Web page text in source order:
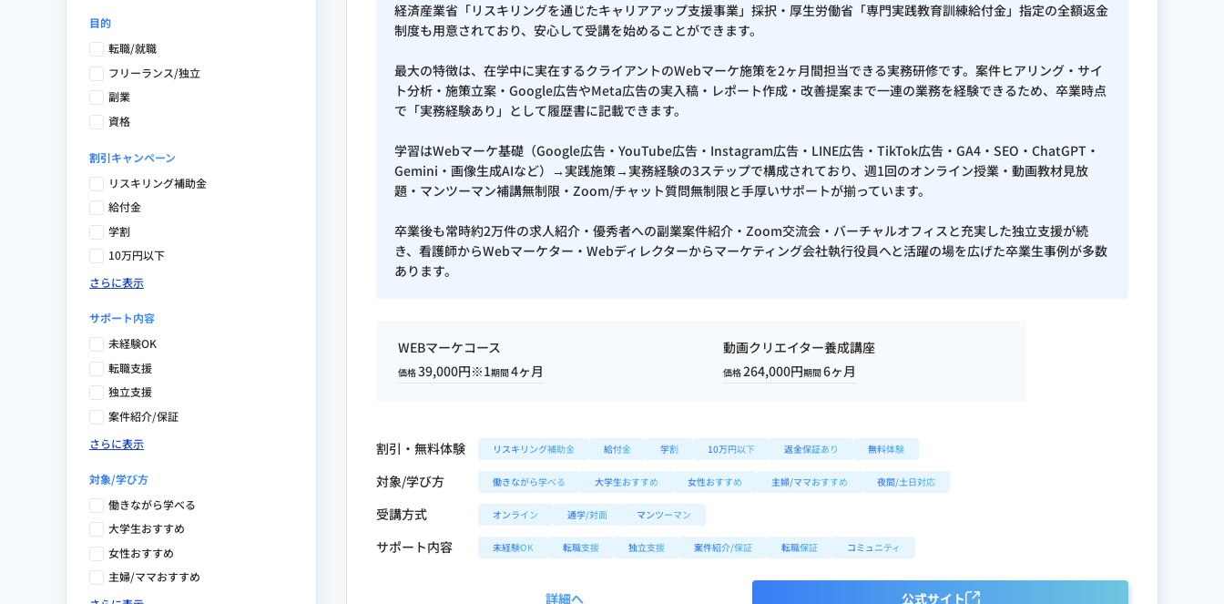
アクセス解析：Google Analytics / Ptengine / AD EBiS / Similarweb / SEOツール：Semrush / Ahrefs / Search Console /
Ubersuggest / MOZ
データ分析：Power BI / Looker Studio / ヒートマップ：User Insight / Clarity / Ptengine / チャットボット：Flipdesk /
MAツール：HubSpot Marketing Hub / Pardot
使用デザインツール
グラフィック：Photoshop / Illustrator
デザイン：Canva / Adobe Express
保有資格
Web解析士（一般社団法人 ウェブ解析士協会）
AIスキル検定 初級（一般社団法人 日本AIスキル認定協会）合格証
生成AI導入実務者検定（一般社団法人 日本AIスキル認定協会）
目的
転職/就職
フリーランス/独立
副業
資格
割引キャンペーン
リスキリング補助金
給付金
学割
10万円以下
さらに表示
サポート内容
未経験OK
転職支援
独立支援
案件紹介/保証
さらに表示
対象/学び方
働きながら学べる
大学生おすすめ
女性おすすめ
主婦/ママおすすめ
経済産業省「リスキリングを通じたキャリアアップ支援事業」採択・厚生労働省「専門実践教育訓練給付金」指定の全額返金
制度も用意されており、安心して受講を始めることができます。
最大の特徴は、在学中に実在するクライアントのWebマーケ施策を2ヶ月間担当できる実務研修です。案件ヒアリング・サイ
ト分析・施策立案・Google広告やMeta広告の実入稿・レポート作成・改善提案まで一連の業務を経験できるため、卒業時点
で「実務経験あり」として履歴書に記載できます。
学習はWebマーケ基礎（Google広告・YouTube広告・Instagram広告・LINE広告・TikTok広告・GA4・SEO・ChatGPT・
Gemini・画像生成AIなど）→実践施策→実務経験の3ステップで構成されており、週1回のオンライン授業・動画教材見放
題・マンツーマン補講無制限・Zoom/チャット質問無制限と手厚いサポートが揃っています。
卒業後も常時約2万件の求人紹介・優秀者への副業案件紹介・Zoom交流会・バーチャルオフィスと充実した独立支援が続
き、看護師からWebマーケター・Webディレクターからマーケティング会社執行役員へと活躍の場を広げた卒業生事例が多数
あります。
WEBマーケコース
価格39,000円※1期間4ヶ月
動画クリエイター養成講座
価格264,000円期間6ヶ月
割引・無料体験 リスキリング補助金 給付金 学割 10万円以下 返金保証あり 無料体験
対象/学び方 働きながら学べる 大学生おすすめ 女性おすすめ 主婦/ママおすすめ 夜間/土日対応
受講方式 オンライン 通学/対面 マンツーマン
サポート内容 未経験OK 転職支援 独立支援 案件紹介/保証 転職保証 コミュニティ
詳細へ 公式サイト